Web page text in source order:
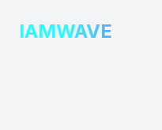
IAMWAVE